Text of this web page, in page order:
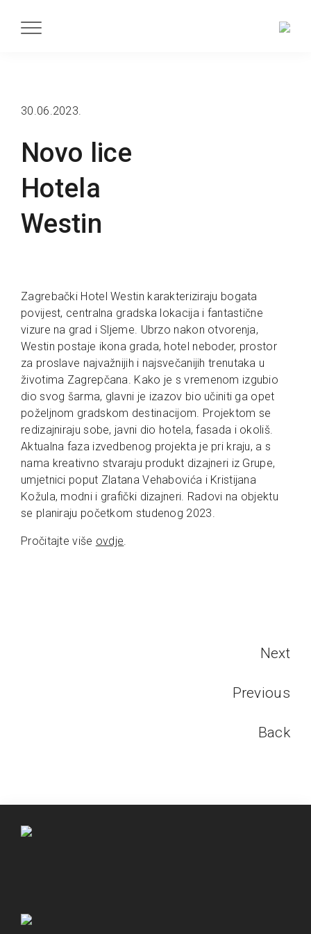
Novo lice
Hotela
Westin
30.06.2023.
Zagrebački Hotel Westin karakteriziraju bogata
povijest, centralna gradska lokacija i fantastične
vizure na grad i Sljeme. Ubrzo nakon otvorenja,
Westin postaje ikona grada, hotel neboder, prostor
za proslave najvažnijih i najsvečanijih trenutaka u
životima Zagrepčana. Kako je s vremenom izgubio
dio svog šarma, glavni je izazov bio učiniti ga opet
poželjnom gradskom destinacijom. Projektom se
redizajniraju sobe, javni dio hotela, fasada i okoliš.
Aktualna faza izvedbenog projekta je pri kraju, a s
nama kreativno stvaraju produkt dizajneri iz Grupe,
umjetnici poput Zlatana Vehabovića i Kristijana
Kožula, modni i grafički dizajneri. Radovi na objektu
se planiraju početkom studenog 2023.
Pročitajte više ovdje.
Next
Previous
Back